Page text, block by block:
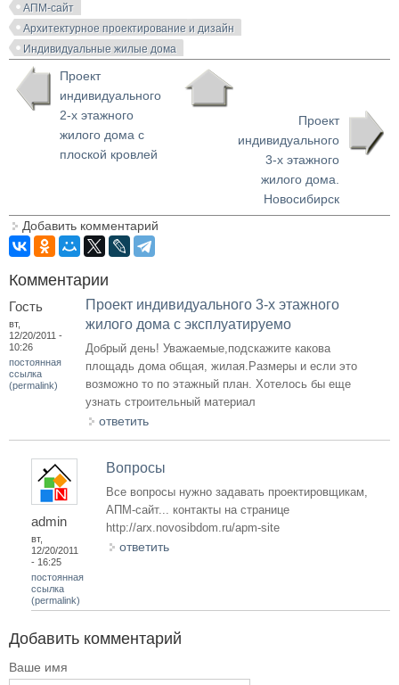
АПМ-сайт
Архитектурное проектирование и дизайн
Индивидуальные жилые дома
Проект
индивидуального
2-х этажного
жилого дома с
плоской кровлей
Проект
индивидуального
3-х этажного
жилого дома.
Новосибирск
Добавить комментарий
Комментарии
Гость
вт,
12/20/2011 -
10:26
постоянная
ссылка
(permalink)
Проект индивидуального 3-х этажного
жилого дома с эксплуатируемо
Добрый день! Уважаемые,подскажите какова
площадь дома общая, жилая.Размеры и если это
возможно то по этажный план. Хотелось бы еще
узнать строительный материал
ответить
admin
вт,
12/20/2011
- 16:25
постоянная
ссылка
(permalink)
Вопросы
Все вопросы нужно задавать проектировщикам,
АПМ-сайт... контакты на странице
http://arx.novosibdom.ru/apm-site
ответить
Добавить комментарий
Ваше имя